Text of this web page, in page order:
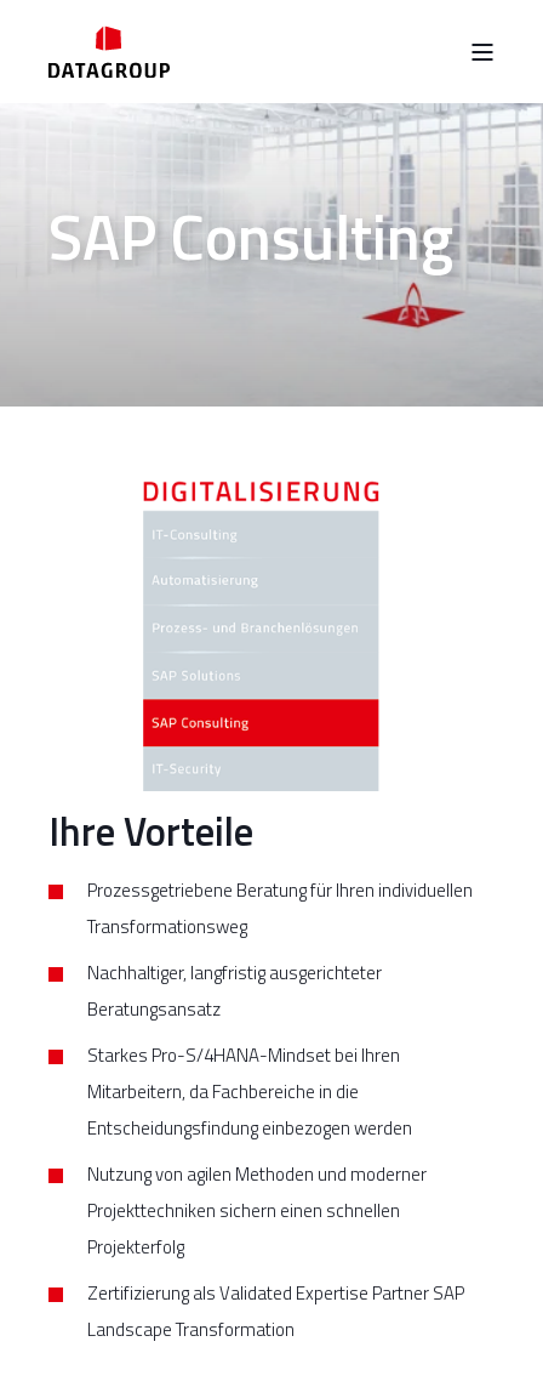
SAP Consulting
Ihre Vorteile
Prozessgetriebene Beratung für Ihren individuellen
Transformationsweg
Nachhaltiger, langfristig ausgerichteter
Beratungsansatz
Starkes Pro-S/4HANA-Mindset bei Ihren
Mitarbeitern, da Fachbereiche in die
Entscheidungsfindung einbezogen werden
Nutzung von agilen Methoden und moderner
Projekttechniken sichern einen schnellen
Projekterfolg
Zertifizierung als Validated Expertise Partner SAP
Landscape Transformation